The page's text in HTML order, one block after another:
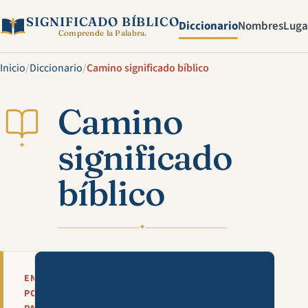
SIGNIFICADO BÍBLICO
Comprende la Palabra. DiccionarioNombres
Inicio/Diccionario/Camino significado bíblico
✦
Camino
significado
bíblico
✦
EN
POCAS
Mira esta explicación en